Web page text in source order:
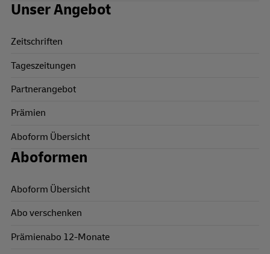
Unser Angebot
Zeitschriften
Tageszeitungen
Partnerangebot
Prämien
Aboform Übersicht
Aboformen
Aboform Übersicht
Abo verschenken
Prämienabo 12-Monate